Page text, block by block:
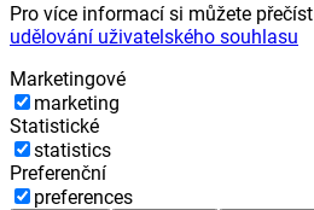
Pro více informací si můžete přečíst
udělování uživatelského souhlasu
Marketingové
marketing
Statistické
statistics
Preferenční
preferences